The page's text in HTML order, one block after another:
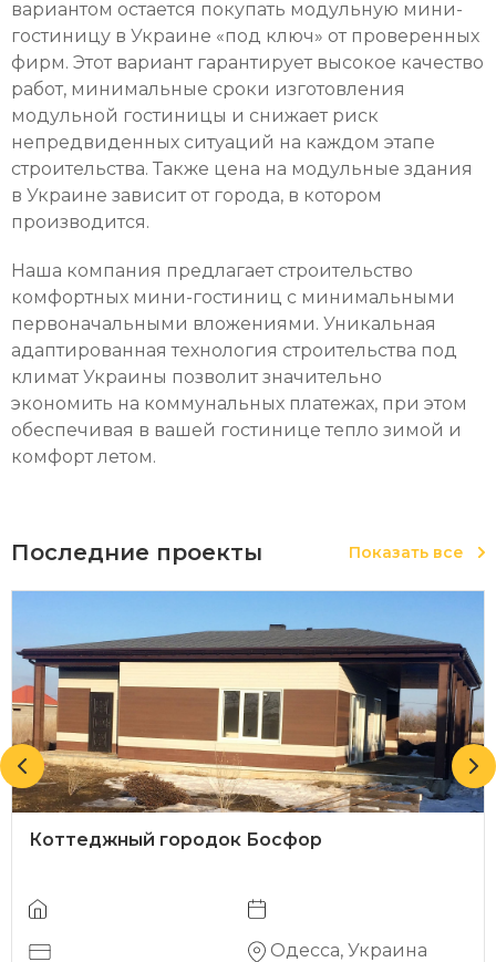
вариантом остается покупать модульную мини-
гостиницу в Украине «под ключ» от проверенных
фирм. Этот вариант гарантирует высокое качество
работ, минимальные сроки изготовления
модульной гостиницы и снижает риск
непредвиденных ситуаций на каждом этапе
строительства. Также цена на модульные здания
в Украине зависит от города, в котором
производится.
Наша компания предлагает строительство
комфортных мини-гостиниц с минимальными
первоначальными вложениями. Уникальная
адаптированная технология строительства под
климат Украины позволит значительно
экономить на коммунальных платежах, при этом
обеспечивая в вашей гостинице тепло зимой и
комфорт летом.
Последние проекты Показать все
Коттеджный городок Босфор
Одесса, Украина